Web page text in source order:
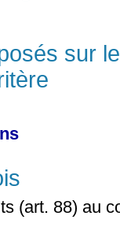
sur
(art. 88) au